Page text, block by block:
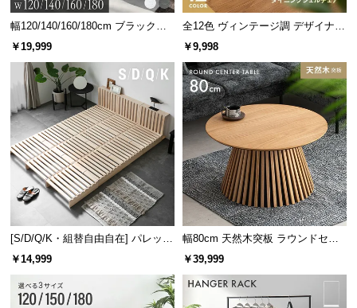
幅120/140/160/180cm ブラックフ
レーム ダイニング 大理石調 4人掛
￥19,999
全12色 ヴィンテージ調 デザイナー
ズシェルチェア
￥9,998
[S/D/Q/K・組替自由自在] パレット
ベッド 8/12/16枚セット
￥14,999
幅80cm 天然木突板 ラウンドセン
ターテーブル 美しい格子デザイン
￥39,999